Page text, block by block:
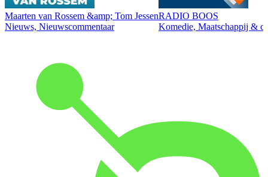
Maarten van Rossem &amp; Tom Jessen
Nieuws, Nieuwscommentaar
RADIO BOOS
Komedie, Maatschappij &